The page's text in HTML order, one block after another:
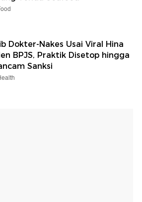
Dokter-Nakes Usai Viral Hina
BPJS, Praktik Disetop hingga
Sanksi